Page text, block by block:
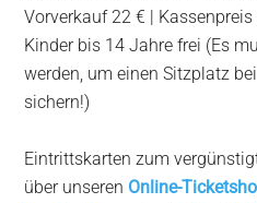
Vorverkauf 22 € | Kassenpreis
Kinder bis 14 Jahre frei (Es
werden, um einen Sitzplatz
sichern!)
Eintrittskarten zum
über unseren Online-